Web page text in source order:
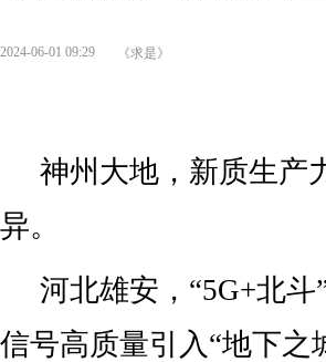
2024-06-01 09:29 《求是》
神州大地，新质生产
异。
河北雄安，“5G+北
信号高质量引入“地下之